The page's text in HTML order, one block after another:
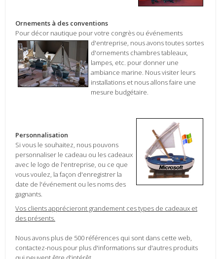
Ornements à des conventions
Pour décor nautique pour votre congrès ou événements
d'entreprise, nous avonstoutes sortes
d'ornements chambrestableaux,
lampes, etc. pour donner une
ambiance marine. Nousvisiter leurs
installations et nous allons faire une
mesure budgétaire.
Personnalisation
Si vous le souhaitez, nous pouvons
personnaliser le cadeau ou les cadeaux
avec le logo de l'entreprise, ou ce que
vousvoulez, la façon d'enregistrer la
date de l'événement ou les noms des
gagnants.
Vos clientsapprécieront grandement ces types de cadeaux et
des présents.
Nous avons plus de 500 références qui sont dans cette web,
contactez-nous pour plus d'informations sur d'autres produits